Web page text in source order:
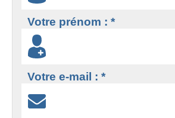
Votre prénom : *
Votre e-mail : *